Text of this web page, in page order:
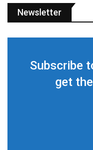
Newsletter
Subscribe
get